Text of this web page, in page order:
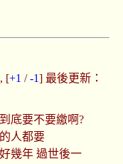
[+1 /-1] 最後更新：
底要不要繳啊?
人都要
幾年 過世後一